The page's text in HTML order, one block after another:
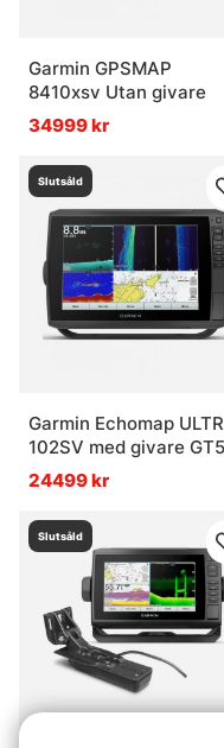
Garmin GPSMAP
8410xsv Utan givare
34999 kr
Slutsåld
Garmin Echomap
102SV med givare
UHD
24499 kr
Slutsåld